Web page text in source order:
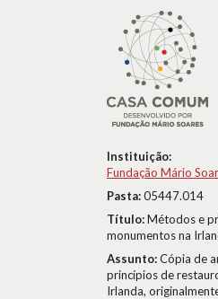
Instituição:
Fundação Mário
Pasta:05447.014
Título:Métodos e
monumentos na
Assunto:Cópia de
princípios de
Irlanda,